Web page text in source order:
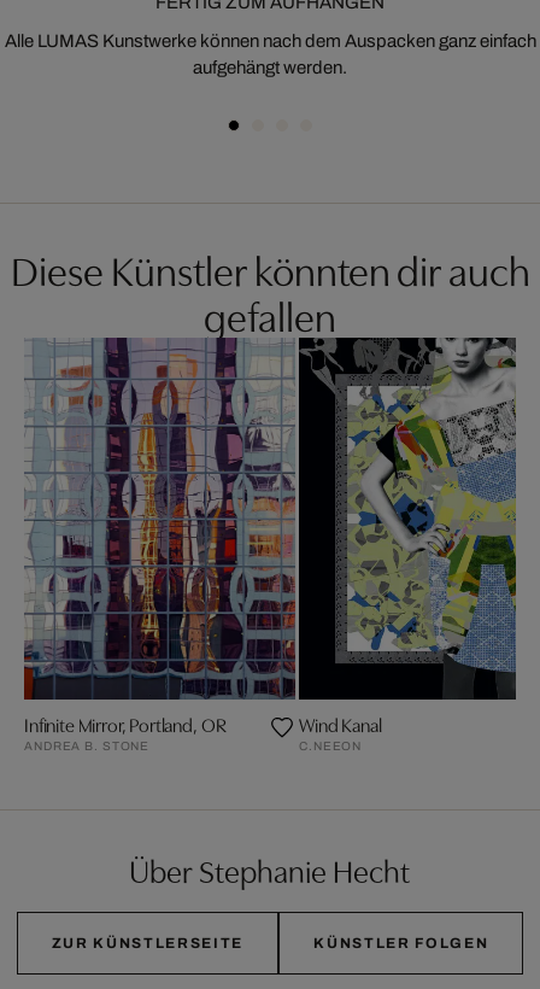
Alle LUMAS Kunstwerke können nach dem Auspacken ganz einfach
aufgehängt werden.
Diese Künstler könnten dir auch
gefallen
Infinite Mirror, Portland, OR
ANDREA B. STONE
Wind Kanal
C.NEEON
Über Stephanie Hecht
ZUR KÜNSTLERSEITE KÜNSTLER FOLGEN